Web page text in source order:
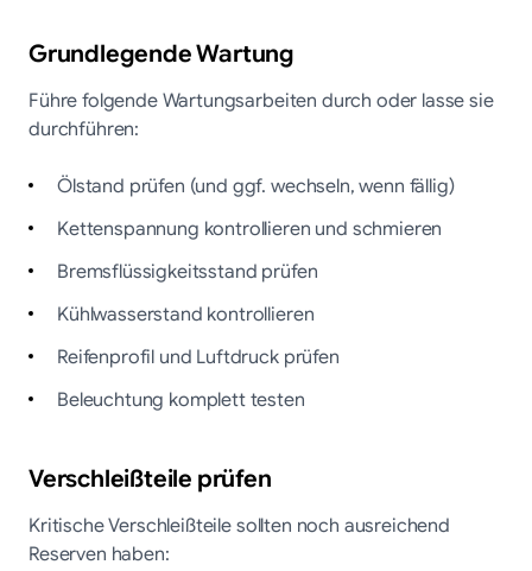
Grundlegende Wartung
Führe folgende Wartungsarbeiten durch oder lasse sie
durchführen:
Ölstand prüfen (und ggf. wechseln, wenn fällig)
Kettenspannung kontrollieren und schmieren
Bremsflüssigkeitsstand prüfen
Kühlwasserstand kontrollieren
Reifenprofil und Luftdruck prüfen
Beleuchtung komplett testen
Verschleißteile prüfen
Kritische Verschleißteile sollten noch ausreichend
Reserven haben: